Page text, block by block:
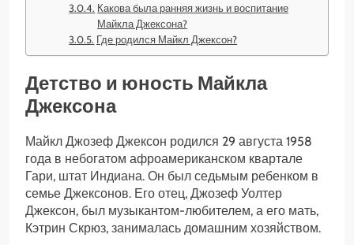
Какова была ранняя жизнь и воспитание
Майкла Джексона?
Где родился Майкл Джексон?
Детство и юность Майкла
Джексона
Майкл Джозеф Джексон родился 29 августа 1958
года в небогатом афроамериканском квартале
Гари, штат Индиана. Он был седьмым ребенком в
семье Джексонов. Его отец, Джозеф Уолтер
Джексон, был музыкантом-любителем, а его мать,
Кэтрин Скрюз, занималась домашним хозяйством.